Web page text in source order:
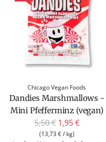
Chicago Vegan Foods
Dandies Marshmallows -
Mini Pfefferminz (vegan)
R
5,50 € 1,95 €
(13,73 €/ kg)